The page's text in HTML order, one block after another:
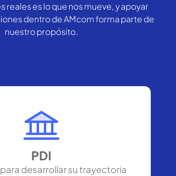
reales es lo que nos mueve, y apoyar
dentro de AMcom forma parte de
nuestro propósito.
PDI
desarrollar su trayectoria